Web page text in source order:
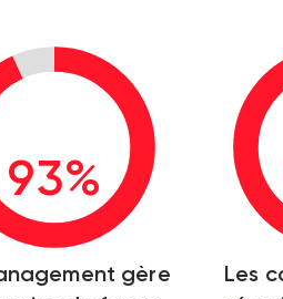
93%
gère
Les